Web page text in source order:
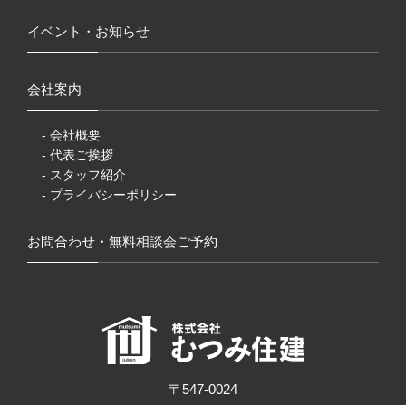
イベント・お知らせ
会社案内
- 会社概要
- 代表ご挨拶
- スタッフ紹介
- プライバシーポリシー
お問合わせ・無料相談会ご予約
〒547-0024